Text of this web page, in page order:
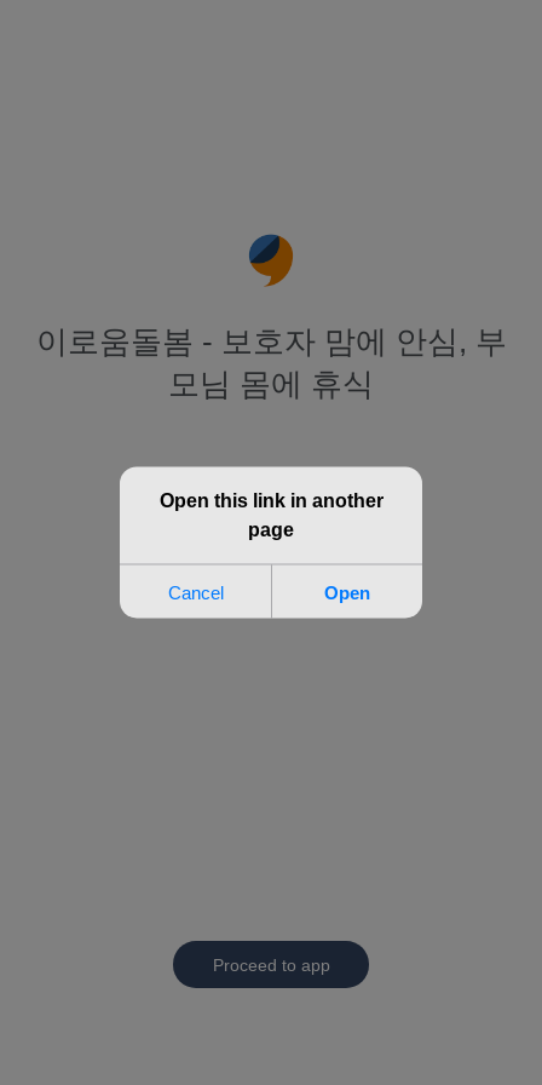
이로움돌봄 - 보호자 맘에 안심, 부
모님 몸에 휴식
Proceed to app